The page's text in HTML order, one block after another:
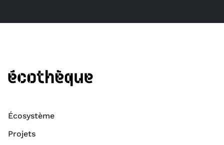
Écosystème
Projets